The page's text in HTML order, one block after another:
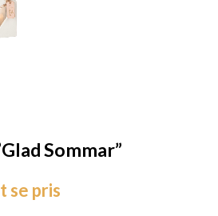
Sommar”
se pris